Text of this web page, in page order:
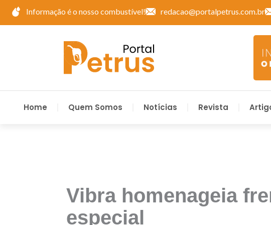
para
Informação é o nosso combustível! redacao@portalpetrus.com.br
Home Quem Somos Notícias Revista
Vibra homenageia
especial